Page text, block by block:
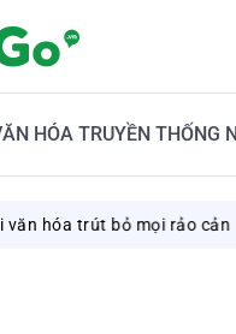
HÓA TRUYỀN THỐNG
bỏ mọi rảo cản August